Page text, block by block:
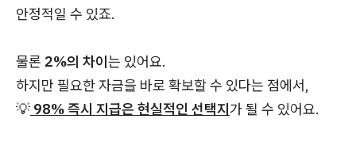
안정적일 수 있죠.
물론 2%의 차이는 있어요.
하지만 필요한 자금을 바로 확보할 수 있다는 점에서,
💡 98% 즉시 지급은 현실적인 선택지가 될 수 있어요.